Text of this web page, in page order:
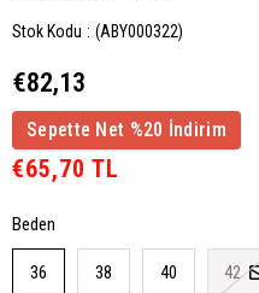
Stok Kodu (ABY000322)
€82,13
Sepette Net %20 İndirim
€65,70 TL
Beden
36 38 40 42